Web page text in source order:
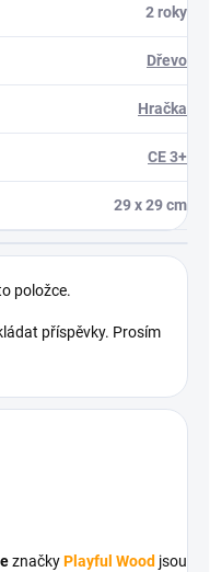
2 roky
Dřevo
Hračka
CE 3+
29 x 29 cm
položce.
příspěvky. Prosím
značkyPlayful Wood jsou